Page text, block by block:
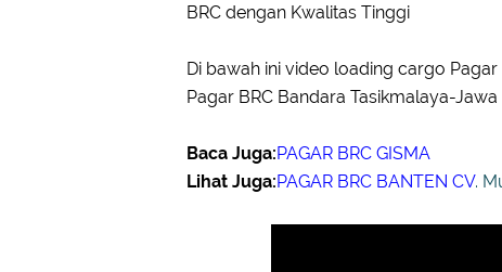
BRC dengan Kwalitas Tinggi
Di bawah ini video loading cargo
Pagar BRC Bandara Tasikmalaya-
Baca Juga:PAGAR BRC GISMA
Lihat Juga:PAGAR BRC BANTEN CV.